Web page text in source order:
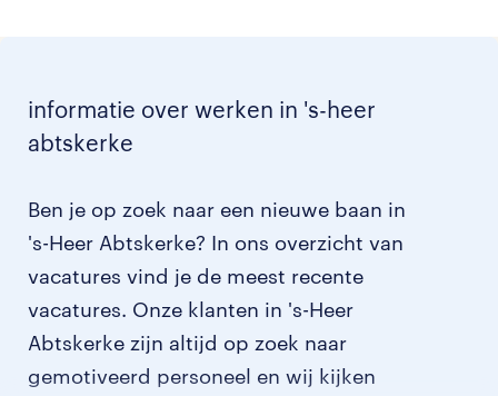
informatie over werken in 's-heer
abtskerke
Ben je op zoek naar een nieuwe baan in
's-Heer Abtskerke? In ons overzicht van
vacatures vind je de meest recente
vacatures. Onze klanten in 's-Heer
Abtskerke zijn altijd op zoek naar
gemotiveerd personeel en wij kijken